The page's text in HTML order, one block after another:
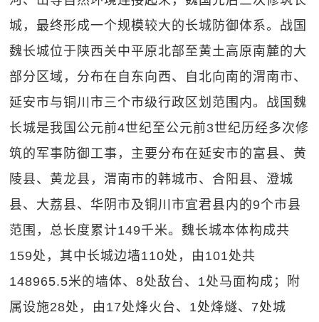
城，最终形成一个规模较大的长城防御体系。战国
魏长城位于陕西关中平原北部至黄土高原南麓的大
部分区域，分布在自东向西、自北向南的渭南市、
延安市与铜川市三个市级行政区划范围内。战国魏
长城是我国公元前4世纪至公元前3世纪历经多次修
筑的军事防御工事，主要分布在延安市的富县、黄
陵县、黄龙县，渭南市的韩城市、合阳县、澄城
县、大荔县、华阴市及铜川市宜君县内的9个市县
范围，总长度累计149千米。魏长城本体构成共
159处，其中长城边墙110处，由101处共
148965.5米的墙体、8处敌台、1处马面构成；附
属设施28处，由17处烽火台、1处烽燧、7处城